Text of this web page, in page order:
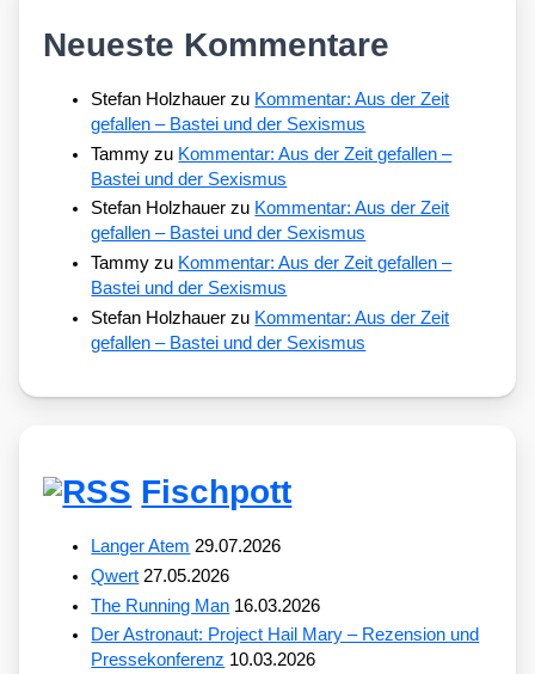
Neueste Kommentare
Stefan Holzhauer zu Kommentar: Aus der Zeit
gefallen – Bastei und der Sexismus
Tammy zu Kommentar: Aus der Zeit gefallen –
Bastei und der Sexismus
Stefan Holzhauer zu Kommentar: Aus der Zeit
gefallen – Bastei und der Sexismus
Tammy zu Kommentar: Aus der Zeit gefallen –
Bastei und der Sexismus
Stefan Holzhauer zu Kommentar: Aus der Zeit
gefallen – Bastei und der Sexismus
Fischpott
Langer Atem 29.07.2026
Qwert 27.05.2026
The Running Man 16.03.2026
Der Astronaut: Project Hail Mary – Rezension und
Pressekonferenz 10.03.2026